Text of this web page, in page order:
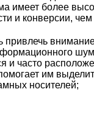
имеет более
и конверсии,
привлечь
и часто
им
носителей;